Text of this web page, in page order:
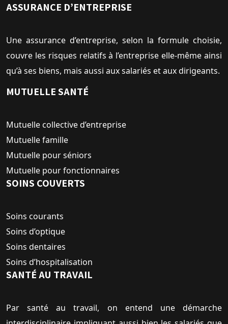
ASSURANCE D’ENTREPRISE
Une assurance d’entreprise, selon la formule choisie,
couvre les risques relatifs à l’entreprise elle-même ainsi
qu’à ses biens, mais aussi aux salariés et aux dirigeants.
MUTUELLE SANTÉ
Mutuelle collective d’entreprise
Mutuelle famille
Mutuelle pour séniors
Mutuelle pour fonctionnaires
SOINS COUVERTS
Soins courants
Soins d’optique
Soins dentaires
Soins d’hospitalisation
SANTÉ AU TRAVAIL
Par santé au travail, on entend une démarche